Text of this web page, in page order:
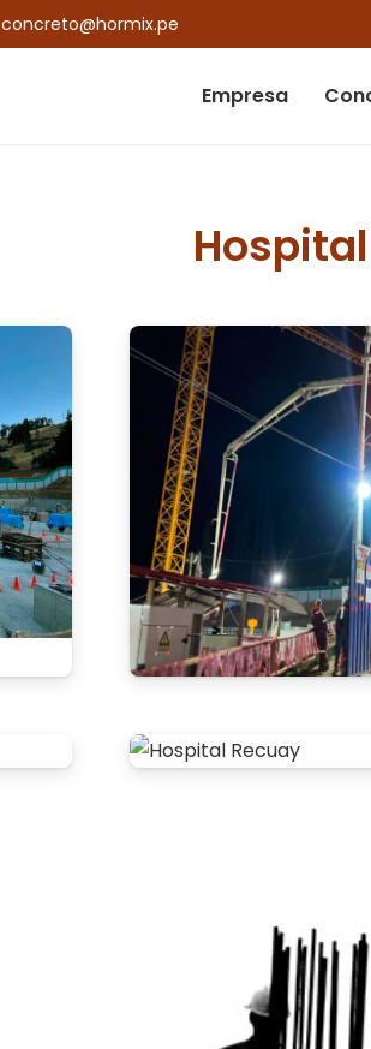
concreto@hormix.pe
Empresa